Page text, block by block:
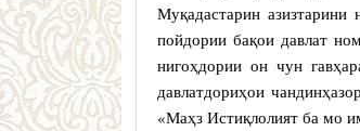
Муқадастарин
пойдории бақои давлат
нигоҳдории он чун
давлатдориҳои
«Маҳз Истиқлолият ба мо